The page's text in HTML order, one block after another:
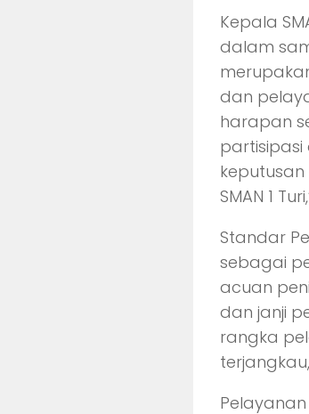
Kepala
dalam
dan
harapan
partisipasi
SMAN 1
Standar
sebagai
acuan
dan janji
rangka
Pelayanan